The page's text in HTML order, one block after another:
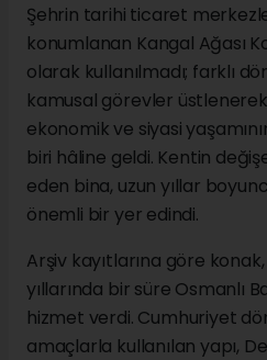
Şehrin tarihi ticaret
konumlanan Kangal Ağası
olarak kullanılmadı; farklı
kamusal görevler üstlenerek
ekonomik ve siyasi
biri hâline geldi. Kentin
eden bina, uzun yıllar
önemli bir yer edindi.
Arşiv kayıtlarına göre
yıllarında bir süre Osmanlı
hizmet verdi. Cumhuriyet
amaçlarla kullanılan yapı,